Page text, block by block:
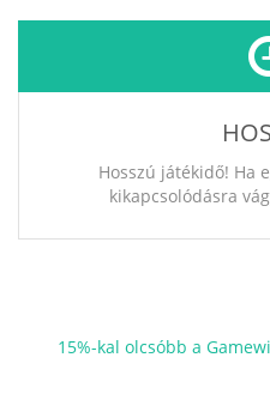
Hosszú játékidő! Ha
kikapcsolódásra
15%-kal olcsóbb a